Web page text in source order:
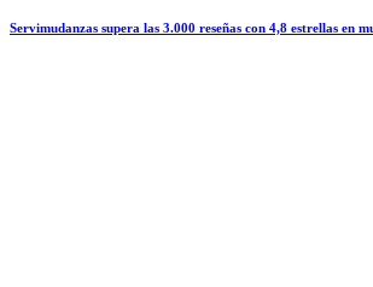
Servimudanzas supera las 3.000 reseñas con 4,8 estrellas en